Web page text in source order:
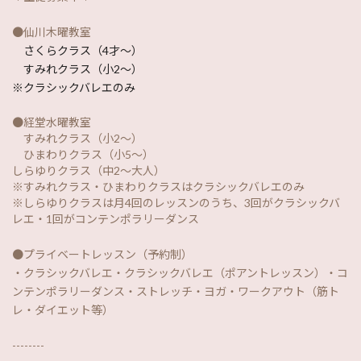
●仙川木曜教室
さくらクラス（4才〜）
すみれクラス（小2〜）
※クラシックバレエのみ
●経堂水曜教室
すみれクラス（小2〜）
ひまわりクラス（小5〜）
しらゆりクラス（中2〜大人）
※すみれクラス・ひまわりクラスはクラシックバレエのみ
※しらゆりクラスは月4回のレッスンのうち、3回がクラシックバ
レエ・1回がコンテンポラリーダンス
●プライベートレッスン（予約制）
・クラシックバレエ・クラシックバレエ（ポアントレッスン）・コ
ンテンポラリーダンス・ストレッチ・ヨガ・ワークアウト（筋ト
レ・ダイエット等）
--------